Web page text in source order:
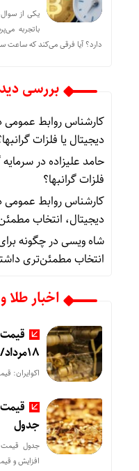
یکی از
باتجربه
دارد؟ آیا فرقی می‌کند که ساعت
بررسی
کارشناس روابط عمومی
دیجیتال یا فلزات
حامد علیزادهدرسرمایه
فلزات گرانبها؟
کارشناس روابط عمومی
دیجیتال، انتخاب
شاه ویسیدرچگونه
انتخاب مطمئن‌تری
اخبار طلا
قیمت
18مرداد/ کاهش همه قیمت ها + جدول
اکوایران:
جدول
جدول قیمت
افزایش و